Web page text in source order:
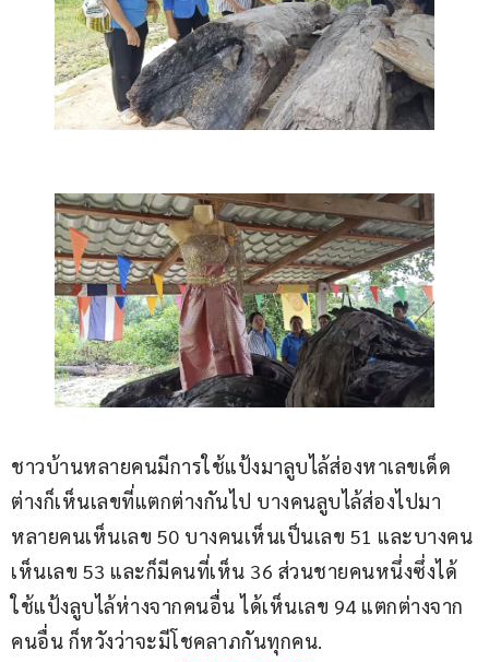
ชาวบ้านหลายคนมีการใช้แป้งมาลูบไล้ส่องหาเลขเด็ด
ต่างก็เห็นเลขที่แตกต่างกันไป บางคนลูบไล้ส่องไปมา
หลายคนเห็นเลข 50 บางคนเห็นเป็นเลข 51 และบางคน
เห็นเลข 53 และก็มีคนที่เห็น 36 ส่วนชายคนหนึ่งซึ่งได้
ใช้แป้งลูบไล้ห่างจากคนอื่น ได้เห็นเลข 94 แตกต่างจาก
คนอื่น ก็หวังว่าจะมีโชคลาภกันทุกคน.